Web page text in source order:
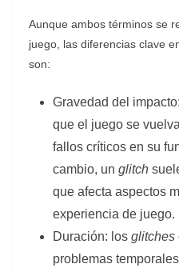
Aunque ambos términos se
juego, las diferencias clave
son:
Gravedad del
que el juego se
fallos críticos en su
cambio, un glitch
que afecta aspectos
experiencia de juego.
Duración: los glitches
problemas